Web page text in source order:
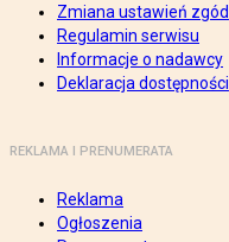
Zmiana ustawień zgód
Regulamin serwisu
Informacje o nadawcy
Deklaracja dostępności
REKLAMA I PRENUMERATA
Reklama
Ogłoszenia